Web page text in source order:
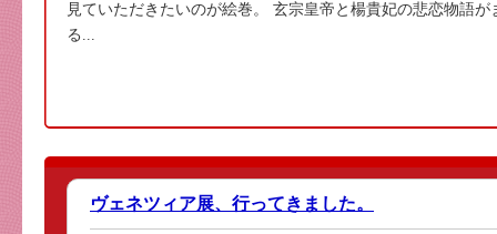
見ていただきたいのが絵巻。 玄宗皇帝と楊貴妃の悲恋物語
る...
ヴェネツィア展、行ってきました。